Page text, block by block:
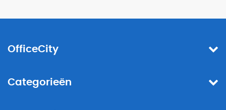
OfficeCity
Categorieën